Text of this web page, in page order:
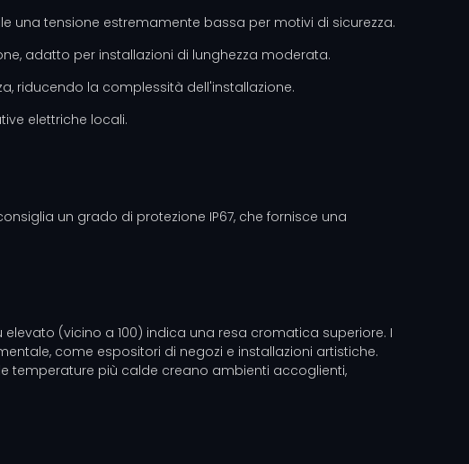
una tensione estremamente bassa per motivi di sicurezza.
adatto per installazioni di lunghezza moderata.
riducendo la complessità dell'installazione.
elettriche locali.
un grado di protezione IP67, che fornisce una
(vicino a 100) indica una resa cromatica superiore. I
come espositori di negozi e installazioni artistiche.
temperature più calde creano ambienti accoglienti,